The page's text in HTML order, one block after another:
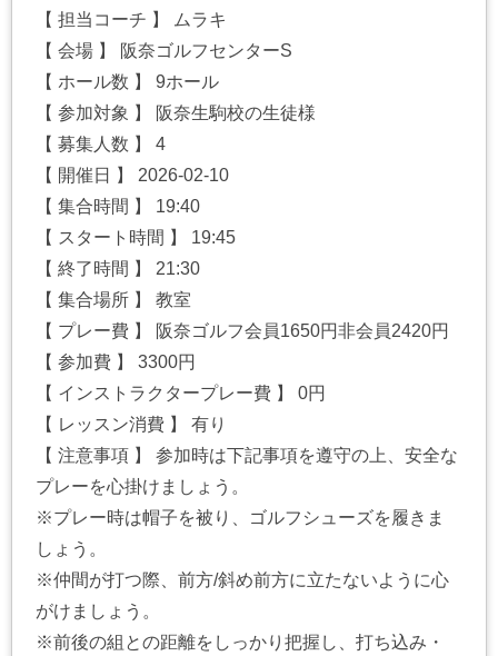
【 担当コーチ 】 ムラキ
【 会場 】 阪奈ゴルフセンターS
【 ホール数 】 9ホール
【 参加対象 】 阪奈生駒校の生徒様
【 募集人数 】 4
【 開催日 】 2026-02-10
【 集合時間 】 19:40
【 スタート時間 】 19:45
【 終了時間 】 21:30
【 集合場所 】 教室
【 プレー費 】 阪奈ゴルフ会員1650円非会員2420円
【 参加費 】 3300円
【 インストラクタープレー費 】 0円
【 レッスン消費 】 有り
【 注意事項 】 参加時は下記事項を遵守の上、安全な
プレーを心掛けましょう。
※プレー時は帽子を被り、ゴルフシューズを履きま
しょう。
※仲間が打つ際、前方/斜め前方に立たないように心
がけましょう。
※前後の組との距離をしっかり把握し、打ち込み・